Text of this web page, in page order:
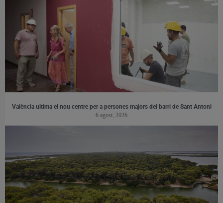
València ultima el nou centre per a persones majors del barri de Sant Antoni
6 agost, 2026